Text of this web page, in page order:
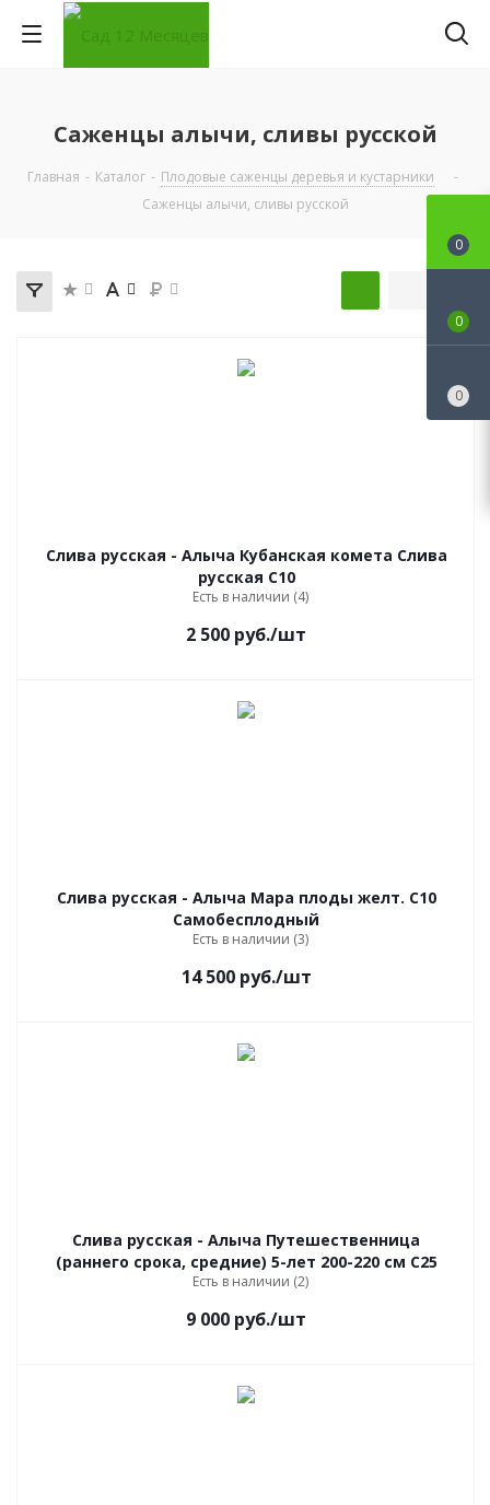
Саженцы алычи, сливы русской
Главная - Каталог - Плодовые саженцы деревья и кустарники
-
Саженцы алычи, сливы русской
Слива русская - Алыча Кубанская комета Слива
русская С10
Есть в наличии (4)
2 500 руб./шт
Слива русская - Алыча Мара плоды желт. C10
Самобесплодный
Есть в наличии (3)
14 500руб./шт
Слива русская - Алыча Путешественница
(раннего срока, средние) 5-лет 200-220 см С25
Есть в наличии (2)
9 000 руб./шт
0
0
0